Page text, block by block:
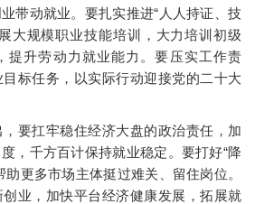
带动就业。要扎实推进“人人持证、技
大规模职业技能培训，大力培训初级
提升劳动力就业能力。要压实工作责
标任务，以实际行动迎接党的二十大
扛牢稳住经济大盘的政治责任，加
，千方百计保持就业稳定。要打好“降
更多市场主体挺过难关、留住岗位。
业，加快平台经济健康发展，拓展就